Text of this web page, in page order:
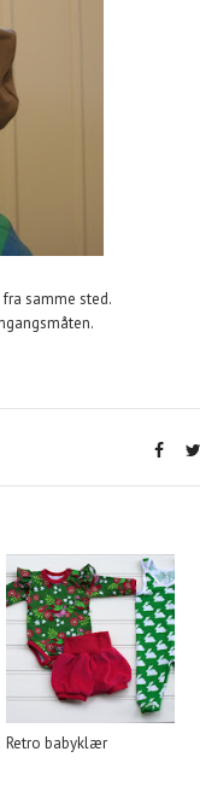
samme sted.
Retro babyklær